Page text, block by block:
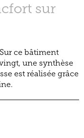
sur
ce bâtiment
une synthèse
est réalisée grâce